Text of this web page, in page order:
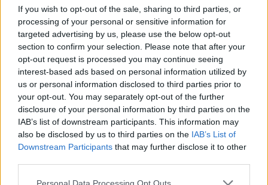
If you wish to opt-out of the sale, sharing to third parties, or
processing of your personal or sensitive information for
targeted advertising by us, please use the below opt-out
section to confirm your selection. Please note that after your
opt-out request is processed you may continue seeing
interest-based ads based on personal information utilized by
us or personal information disclosed to third parties prior to
your opt-out. You may separately opt-out of the further
disclosure of your personal information by third parties on the
IAB’s list of downstream participants. This information may
also be disclosed by us to third parties on the IAB’s List of
Downstream Participants that may further disclose it to other
Personal Data Processing Opt Outs